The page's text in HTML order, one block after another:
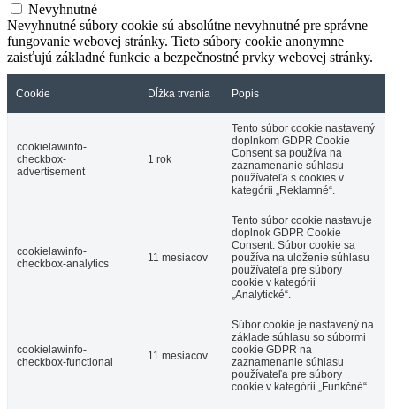
Nevyhnutné
Nevyhnutné súbory cookie sú absolútne nevyhnutné pre správne
fungovanie webovej stránky. Tieto súbory cookie anonymne
zaisťujú základné funkcie a bezpečnostné prvky webovej stránky.
Cookie Dĺžka trvania Popis
cookielawinfo-
checkbox-
advertisement
1 rok
Tento súbor cookie nastavený
doplnkom GDPR Cookie
Consent sa používa na
zaznamenanie súhlasu
používateľa s cookies v
kategórii „Reklamné“.
cookielawinfo-
checkbox-analytics
11 mesiacov
Tento súbor cookie nastavuje
doplnok GDPR Cookie
Consent. Súbor cookie sa
používa na uloženie súhlasu
používateľa pre súbory
cookie v kategórii
„Analytické“.
cookielawinfo-
checkbox-functional
11 mesiacov
Súbor cookie je nastavený na
základe súhlasu so súbormi
cookie GDPR na
zaznamenanie súhlasu
používateľa pre súbory
cookie v kategórii „Funkčné“.